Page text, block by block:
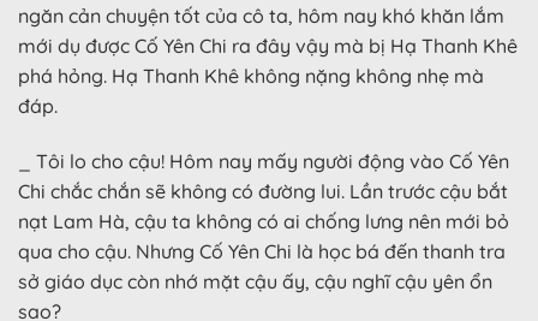
ngăn cản chuyện tốt của cô ta, hôm nay khó khăn lắm
mới dụ được Cố Yên Chi ra đây vậy mà bị Hạ Thanh Khê
phá hỏng. Hạ Thanh Khê không nặng không nhẹ mà
đáp.
_ Tôi lo cho cậu! Hôm nay mấy người động vào Cố Yên
Chi chắc chắn sẽ không có đường lui. Lần trước cậu bắt
nạt Lam Hà, cậu ta không có ai chống lưng nên mới bỏ
qua cho cậu. Nhưng Cố Yên Chi là học bá đến thanh tra
sở giáo dục còn nhớ mặt cậu ấy, cậu nghĩ cậu yên ổn
sao?